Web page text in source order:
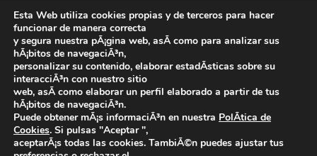
2K8aIYqW9WbNg9zTWzEvVXVUkxKen
Renovación Sello Reconcilia
Fundación Atena -
Aviso legal y Política de privacidad Política de cookies
©2025 Todos los derechos reservados
Esta Web utiliza cookies propias y de terceros para hacer
funcionar de manera correcta
y segura nuestra pÃ¡gina web, asÃ­ como para analizar sus
hÃ¡bitos de navegaciÃ³n,
personalizar su contenido, elaborar estadÃ­sticas sobre su
interacciÃ³n con nuestro sitio
web, asÃ­ como elaborar un perfil elaborado a partir de tus
hÃ¡bitos de navegaciÃ³n.
Puede obtener mÃ¡s informaciÃ³n en nuestra PolÃ­tica de
Cookies. Si pulsas "Aceptar ",
aceptarÃ¡s todas las cookies. TambiÃ©n puedes ajustar tus